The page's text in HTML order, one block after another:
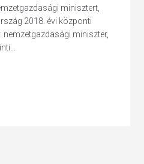
minisztert,
2018. évi központi
nemzetgazdasági miniszter,